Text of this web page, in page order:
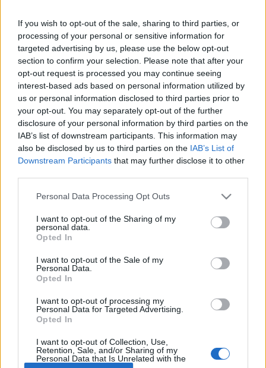
If you wish to opt-out of the sale, sharing to third parties, or
processing of your personal or sensitive information for
targeted advertising by us, please use the below opt-out
section to confirm your selection. Please note that after your
opt-out request is processed you may continue seeing
interest-based ads based on personal information utilized by
us or personal information disclosed to third parties prior to
your opt-out. You may separately opt-out of the further
disclosure of your personal information by third parties on the
IAB’s list of downstream participants. This information may
also be disclosed by us to third parties on the IAB’s List of
Downstream Participants that may further disclose it to other
Please note that this website/app uses one or more Google
not limited to your visit or usage behaviour. You may click to
grant or deny consent to Google and its third-party tags to
use your data for below specified purposes in below Google
consent section.
Personal Data Processing Opt Outs
I want to opt-out of the Sharing of my
personal data.
Opted In
I want to opt-out of the Sale of my
Personal Data.
Opted In
I want to opt-out of processing my
Personal Data for Targeted Advertising.
Opted In
I want to opt-out of Collection, Use,
Retention, Sale, and/or Sharing of my
Personal Data that Is Unrelated with the
Összes Kezelés
Életmódváltás
Kutatás
Betegségek A-Z
Tünet
Vizsgálat
Életmódváltás
Kutatás
Hírek
Videók
Kisállatok egészsége
#allergia#influenza#cukorbetegség
#orvosmeteorológia
Regisztráció
Karzsibbadás